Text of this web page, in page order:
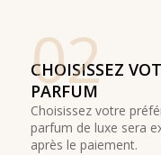
02
CHOISISSEZ
PARFUM
Choisissez votre
parfum de luxe sera
après le paiement.